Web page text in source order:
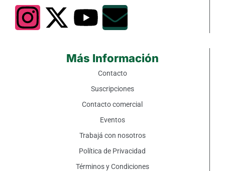
Más Información
Contacto
Suscripciones
Contacto comercial
Eventos
Trabajá con nosotros
Política de Privacidad
Términos y Condiciones